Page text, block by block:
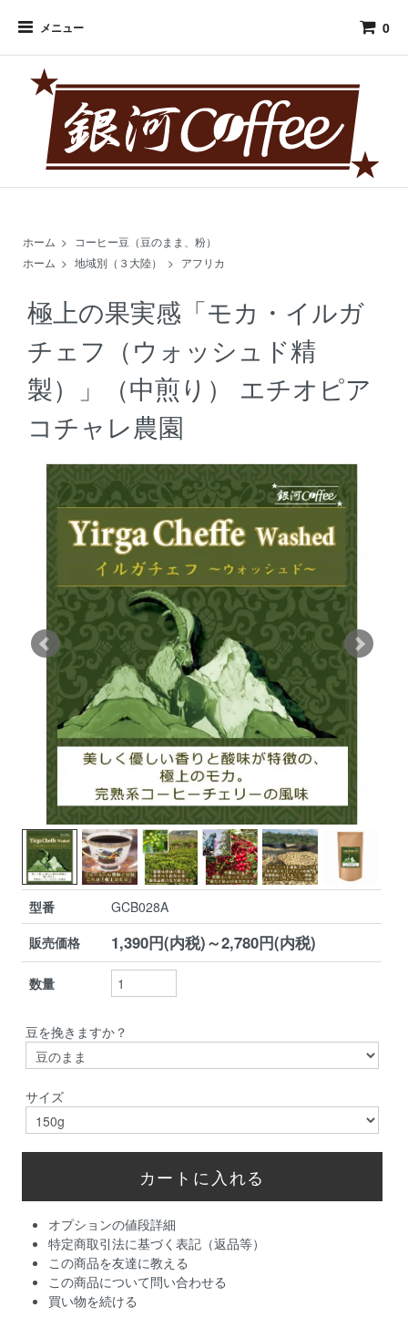
メニュー 0
ホーム >
コーヒー豆（豆のまま、粉）
ホーム > 地域別（３大陸） > アフリカ
極上の果実感「モカ・イルガ
チェフ（ウォッシュド精
製）」（中煎り） エチオピア
コチャレ農園
型番
GCB028A
販売価格
1,390円(内税)～2,780円(内税)
数量
豆を挽きますか？
サイズ
オプションの値段詳細
特定商取引法に基づく表記（返品等）
この商品を友達に教える
この商品について問い合わせる
買い物を続ける